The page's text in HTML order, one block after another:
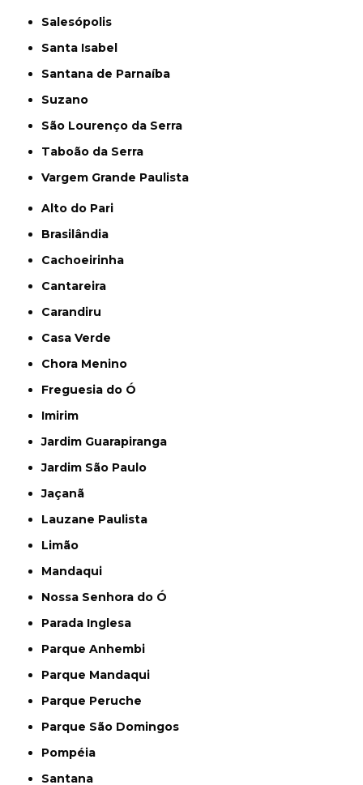
Salesópolis
Santa Isabel
Santana de Parnaíba
Suzano
São Lourenço da Serra
Taboão da Serra
Vargem Grande Paulista
Alto do Pari
Brasilândia
Cachoeirinha
Cantareira
Carandiru
Casa Verde
Chora Menino
Freguesia do Ó
Imirim
Jardim Guarapiranga
Jardim São Paulo
Jaçanã
Lauzane Paulista
Limão
Mandaqui
Nossa Senhora do Ó
Parada Inglesa
Parque Anhembi
Parque Mandaqui
Parque Peruche
Parque São Domingos
Pompéia
Santana